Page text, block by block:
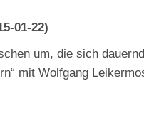
01-22)
um, die sich
mit Wolfgang